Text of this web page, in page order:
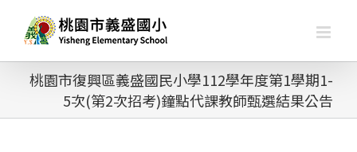
桃園市復興區義盛國民小學112學年度第1學期1-
5次(第2次招考)鐘點代課教師甄選結果公告